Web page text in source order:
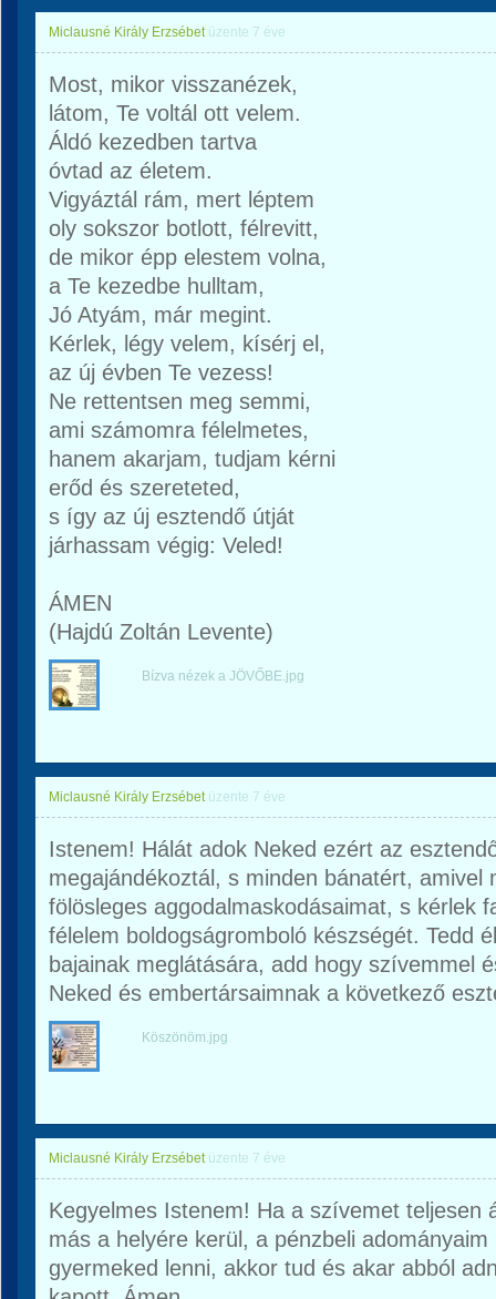
Miclausné Király Erzsébetüzente 7 éve
Most, mikor visszanézek,
látom, Te voltál ott velem.
Áldó kezedben tartva
óvtad az életem.
Vigyáztál rám, mert léptem
oly sokszor botlott, félrevitt,
de mikor épp elestem volna,
a Te kezedbe hulltam,
Jó Atyám, már megint.
Kérlek, légy velem, kísérj el,
az új évben Te vezess!
Ne rettentsen meg semmi,
ami számomra félelmetes,
hanem akarjam, tudjam kérni
erőd és szereteted,
s így az új esztendő útját
járhassam végig: Veled!
ÁMEN
(Hajdú Zoltán Levente)
Bízva nézek a JÖVŐBE.jpg
Miclausné Király Erzsébetüzente 7 éve
Istenem! Hálát adok Neked ezért az
megajándékoztál, s minden bánatért, amivel
fölösleges aggodalmaskodásaimat, s kérlek
félelem boldogságromboló készségét. Tedd
bajainak meglátására, add hogy szívemmel
Neked és embertársaimnak a következő
Köszönöm.jpg
Miclausné Király Erzsébetüzente 7 éve
Kegyelmes Istenem! Ha a szívemet teljesen
más a helyére kerül, a pénzbeli
gyermeked lenni, akkor tud és akar abból